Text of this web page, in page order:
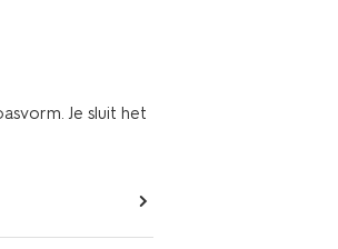
Je sluit het